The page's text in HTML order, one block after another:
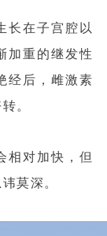
长在子宫腔以
加重的继发性
经后，雌激素
。
相对加快，但
莫深。